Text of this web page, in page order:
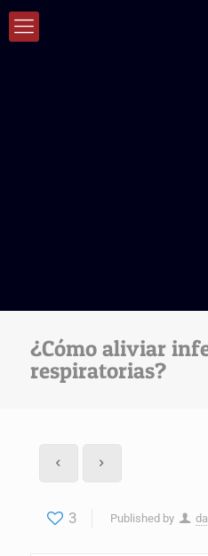
¿Cómo aliviar
respiratorias?
3 Published by